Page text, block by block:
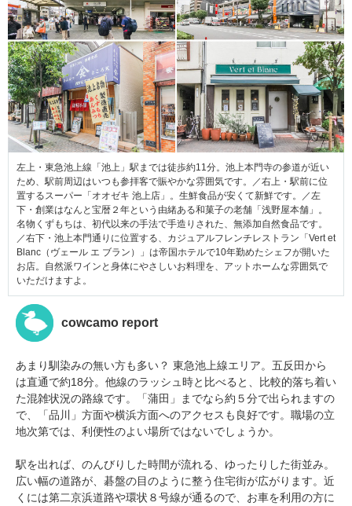
左上・東急池上線「池上」駅までは徒歩約11分。池上本門寺の参道が近い
ため、駅前周辺はいつも参拝客で賑やかな雰囲気です。／右上・駅前に位
置するスーパー「オオゼキ 池上店」。生鮮食品が安くて新鮮です。／左
下・創業はなんと宝暦２年という由緒ある和菓子の老舗「浅野屋本舗」。
名物くずもちは、初代以来の手法で手造りされた、無添加自然食品です。
／右下・池上本門通りに位置する、カジュアルフレンチレストラン「Vert et
Blanc（ヴェール エ ブラン）」は帝国ホテルで10年勤めたシェフが開いた
お店。自然派ワインと身体にやさしいお料理を、アットホームな雰囲気で
いただけますよ。
cowcamo report
あまり馴染みの無い方も多い？ 東急池上線エリア。五反田から
は直通で約18分。他線のラッシュ時と比べると、比較的落ち着い
た混雑状況の路線です。「蒲田」までなら約５分で出られますの
で、「品川」方面や横浜方面へのアクセスも良好です。職場の立
地次第では、利便性のよい場所ではないでしょうか。
駅を出れば、のんびりした時間が流れる、ゆったりした街並み。
広い幅の道路が、碁盤の目のように整う住宅街が広がります。近
くには第二京浜道路や環状８号線が通るので、お車を利用の方に